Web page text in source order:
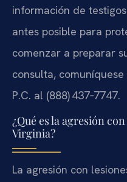
información de
antes posible para
comenzar a preparar
consulta, comuníquese
P.C. al (888) 437‑7747.
¿Qué es la agresión
Virginia?
La agresión con